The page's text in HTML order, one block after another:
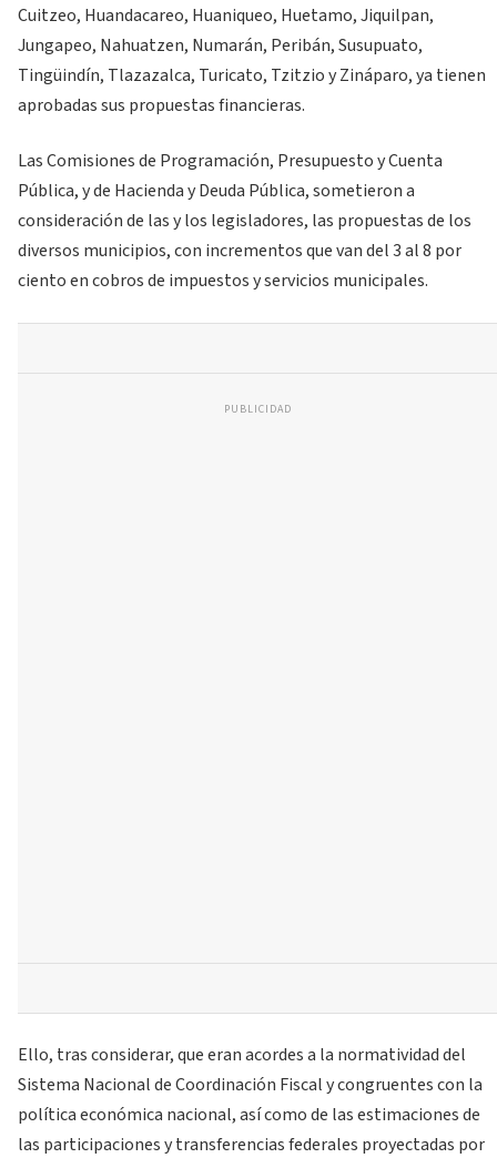
Cuitzeo, Huandacareo, Huaniqueo, Huetamo, Jiquilpan,
Jungapeo, Nahuatzen, Numarán, Peribán, Susupuato,
Tingüindín, Tlazazalca, Turicato, Tzitzio y Zináparo, ya tienen
aprobadas sus propuestas financieras.
Las Comisiones de Programación, Presupuesto y Cuenta
Pública, y de Hacienda y Deuda Pública, sometieron a
consideración de las y los legisladores, las propuestas de los
diversos municipios, con incrementos que van del 3 al 8 por
ciento en cobros de impuestos y servicios municipales.
PUBLICIDAD
Ello, tras considerar, que eran acordes a la normatividad del
Sistema Nacional de Coordinación Fiscal y congruentes con la
política económica nacional, así como de las estimaciones de
las participaciones y transferencias federales proyectadas por